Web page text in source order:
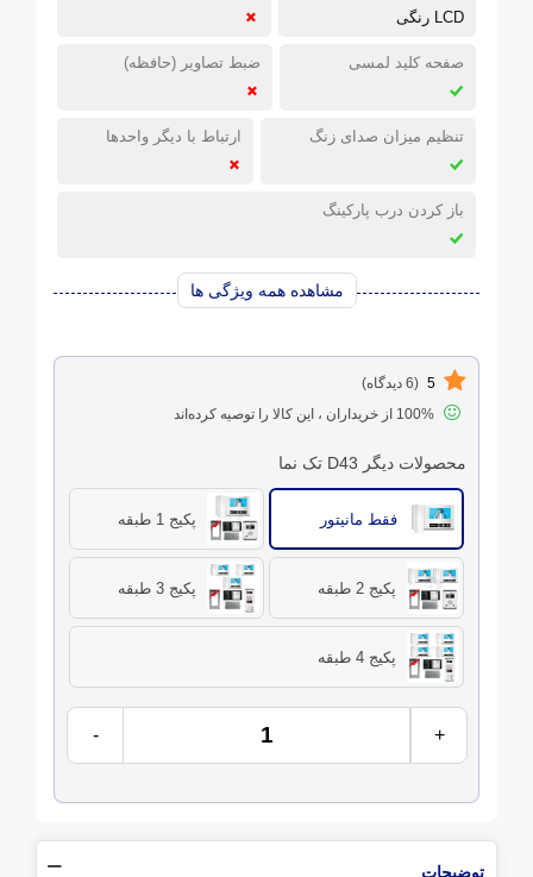
LCD رنگی
صفحه کلید لمسی ضبط تصاویر (حافظه)
تنظیم میزان صدای زنگ ارتباط با دیگر واحدها
باز کردن درب پارکینگ
مشاهده همه ویژگی ها
5 (6 دیدگاه)
محصولات دیگر D43 تک نما
فقط مانیتور پکیج 1 طبقه
پکیج 2 طبقه پکیج 3 طبقه
پکیج 4 طبقه
- +
توضیحات